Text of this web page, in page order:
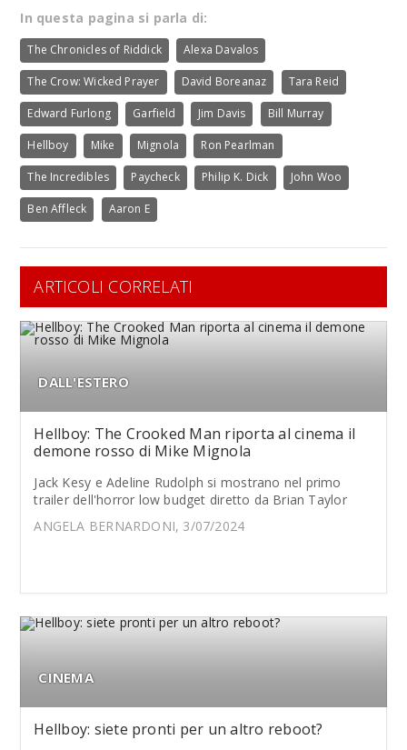
In questa pagina si parla di:
The Chronicles of Riddick Alexa Davalos
The Crow: Wicked Prayer David Boreanaz Tara Reid
Edward Furlong Garfield Jim Davis Bill Murray
Hellboy Mike Mignola Ron Pearlman
The Incredibles Paycheck Philip K. Dick John Woo
Ben Affleck Aaron E
ARTICOLI CORRELATI
DALL'ESTERO
Hellboy: The Crooked Man riporta al cinema il
demone rosso di Mike Mignola
Jack Kesy e Adeline Rudolph si mostrano nel primo
trailer dell'horror low budget diretto da Brian Taylor
ANGELA BERNARDONI, 3/07/2024
CINEMA
Hellboy: siete pronti per un altro reboot?